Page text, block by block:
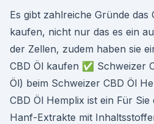
Es gibt zahlreiche Gründe das
kaufen, nicht nur das es ein
der Zellen, zudem haben sie
CBD Öl kaufen ✅ Schweizer
Öl) beim Schweizer CBD Öl
CBD Öl Hemplix ist ein Für
Hanf-Extrakte mit